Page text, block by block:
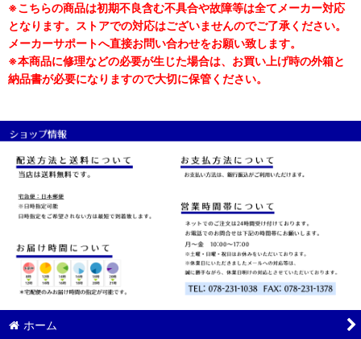
※こちらの商品は初期不良含む不具合や故障等は全てメーカー対応
となります。ストアでの対応はございませんのでご了承ください。
メーカーサポートへ直接お問い合わせをお願い致します。
※本商品に修理などの必要が生じた場合は、お買い上げ時の外箱と
納品書が必要になりますので大切に保管ください。
ホーム